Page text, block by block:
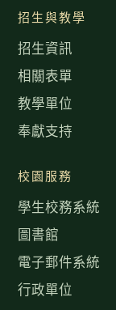
招生與教學
招生資訊
相關表單
教學單位
奉獻支持
校園服務
學生校務系統
圖書館
電子郵件系統
行政單位